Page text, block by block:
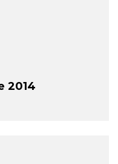
2014